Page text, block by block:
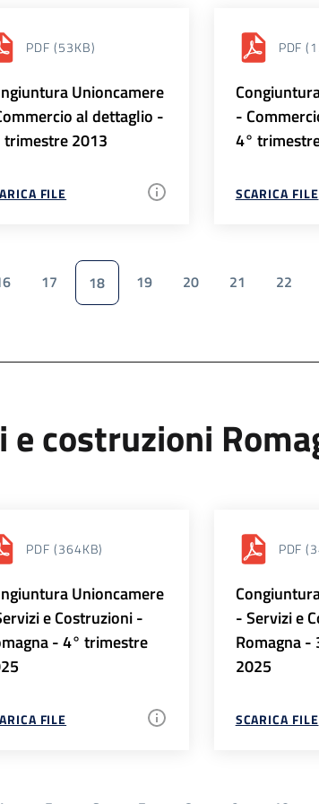
PDF (53KB)
Unioncamere
al dettaglio -
trimestre 2013
FILE
PDF
-
4°
SCARICA FILE
17 18 19 20 21 22
costruzioni
PDF (364KB)
Unioncamere
e Costruzioni -
- 4° trimestre
FILE
PDF
- Servizi e
Romagna
2025
SCARICA FILE